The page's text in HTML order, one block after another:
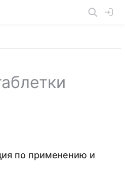
по применению и